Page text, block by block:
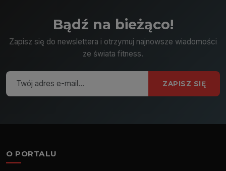
Bądź na bieżąco!
Zapisz się do newslettera i otrzymuj najnowsze wiadomości
ze świata fitness.
ZAPISZ SIĘ
O PORTALU